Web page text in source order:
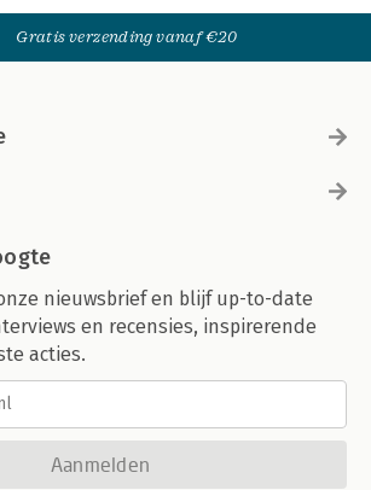
Gratis verzending vanaf €20
nieuwsbrief en blijf up-to-date
en recensies, inspirerende
acties.
Aanmelden